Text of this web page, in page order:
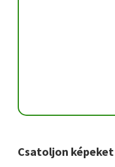
Csatoljon